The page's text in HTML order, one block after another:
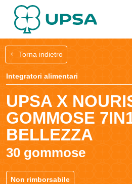
Torna indietro
Integratori alimentari
UPSA X
GOMMOSE
BELLEZZA
30 gommose
Non rimborsabile